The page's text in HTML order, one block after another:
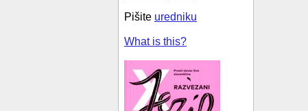
Pišite uredniku
What is this?